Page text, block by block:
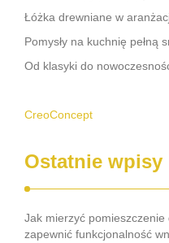
Łóżka drewniane w
Pomysły na kuchnię pełną
Od klasyki do
CreoConcept
Ostatnie wpisy
Jak mierzyć pomieszczenie
zapewnić funkcjonalność